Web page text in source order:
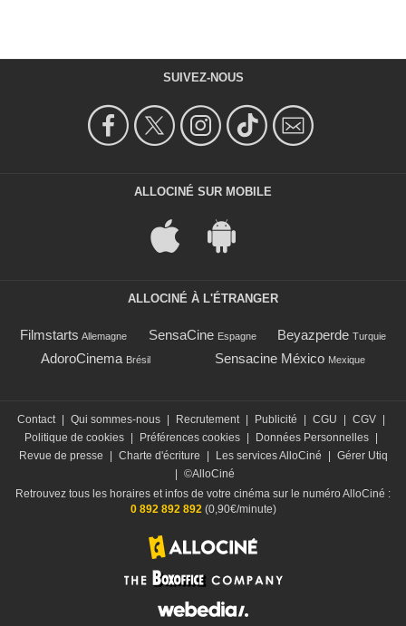
SUIVEZ-NOUS
ALLOCINÉ SUR MOBILE
ALLOCINÉ À L'ÉTRANGER
Filmstarts Allemagne SensaCine Espagne Beyazperde Turquie
AdoroCinema Brésil Sensacine México Mexique
Contact Qui sommes-nous Recrutement Publicité CGU CGV
Politique de cookies
Préférences cookies Données Personnelles
Revue de presse
Charte d'écriture Les services AlloCiné
Gérer Utiq
©AlloCiné
Retrouvez tous les horaires et infos de votre cinéma sur le numéro AlloCiné :
0 892 892 892(0,90€/minute)